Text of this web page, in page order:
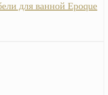
для ванной Epoque